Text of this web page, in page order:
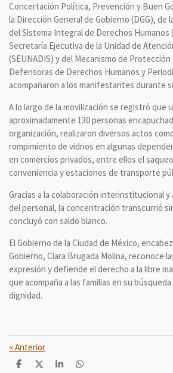
Concertación Política, Prevención y Buen
la Dirección General de Gobierno (DGG), de
del Sistema Integral de Derechos Humanos
Secretaría Ejecutiva de la Unidad de
(SEUNADIS) y del Mecanismo de
Defensoras de Derechos Humanos y
acompañaron a los manifestantes durante
A lo largo de la movilización se registró que
aproximadamente 130 personas
organización, realizaron diversos actos
rompimiento de vidrios en algunas
en comercios privados, entre ellos el
conveniencia y estaciones de transporte
Gracias a la colaboración interinstitucional
del personal, la concentración transcurrió
concluyó con saldo blanco.
El Gobierno de la Ciudad de México,
Gobierno, Clara Brugada Molina, reconoce
expresión y defiende el derecho a la libre
que acompaña a las familias en su
dignidad.
« Anterior
C
C
C
C